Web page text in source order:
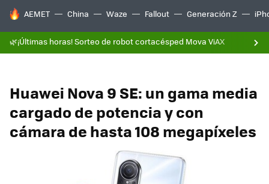
HOY SE HABLA DE
AEMET China Waze Fallout Generación Z
🌿¡Últimas horas! Sorteo de robot cortacésped Mova ViAX
Huawei Nova 9 SE: un gama media
cargado de potencia y con
cámara de hasta 108 megapíxeles